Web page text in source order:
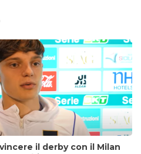
il derby con il Milan